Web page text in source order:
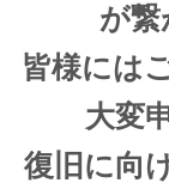
が繋
皆様には
大変
復旧に向